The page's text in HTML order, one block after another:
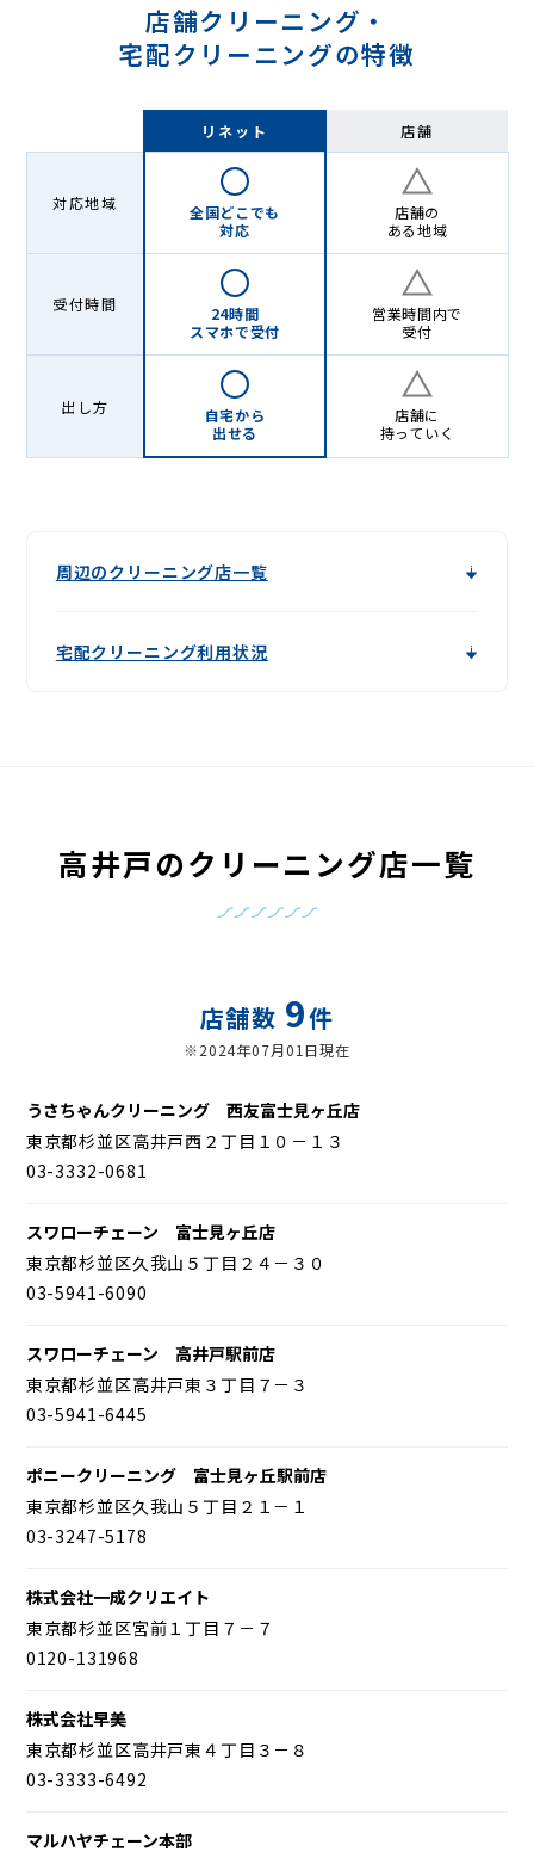
店舗クリーニング・
宅配クリーニングの特徴
リネット 店舗
対応地域
全国どこでも
対応
店舗の
ある地域
受付時間
24時間
スマホで受付
営業時間内で
受付
出し方
自宅から
出せる
店舗に
持っていく
周辺のクリーニング店一覧
宅配クリーニング利用状況
高井戸のクリーニング店一覧
店舗数 9件
※2024年07月01日現在
うさちゃんクリーニング 西友富士見ヶ丘店
東京都杉並区高井戸西２丁目１０－１３
03-3332-0681
スワローチェーン 富士見ヶ丘店
東京都杉並区久我山５丁目２４－３０
03-5941-6090
スワローチェーン 高井戸駅前店
東京都杉並区高井戸東３丁目７－３
03-5941-6445
ポニークリーニング 富士見ヶ丘駅前店
東京都杉並区久我山５丁目２１－１
03-3247-5178
株式会社一成クリエイト
東京都杉並区宮前１丁目７－７
0120-131968
株式会社早美
東京都杉並区高井戸東４丁目３－８
03-3333-6492
マルハヤチェーン本部